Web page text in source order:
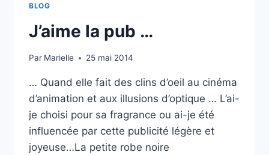
BLOG
J’aime la pub …
Par Marielle 25 mai 2014
… Quand elle fait des clins d’oeil au cinéma
d’animation et aux illusions d’optique … L’ai-
je choisi pour sa fragrance ou ai-je été
influencée par cette publicité légère et
joyeuse…La petite robe noire